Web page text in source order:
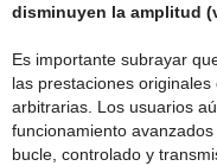
disminuyen la amplitud
Es importante subrayar
las prestaciones
arbitrarias. Los usuarios
funcionamiento
bucle, controlado y